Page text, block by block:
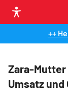
++
Zara-
Umsatz